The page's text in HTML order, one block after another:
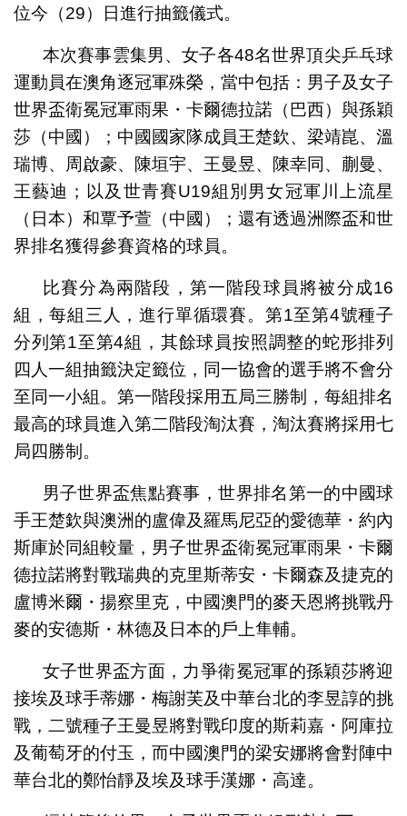
位今（29）日進行抽籤儀式。
本次賽事雲集男、女子各48名世界頂尖乒乓球
運動員在澳角逐冠軍殊榮，當中包括：男子及女子
世界盃衛冕冠軍雨果・卡爾德拉諾（巴西）與孫穎
莎（中國）；中國國家隊成員王楚欽、梁靖崑、溫
瑞博、周啟豪、陳垣宇、王曼昱、陳幸同、蒯曼、
王藝迪；以及世青賽U19組別男女冠軍川上流星
（日本）和覃予萱（中國）；還有透過洲際盃和世
界排名獲得參賽資格的球員。
比賽分為兩階段，第一階段球員將被分成16
組，每組三人，進行單循環賽。第1至第4號種子
分列第1至第4組，其餘球員按照調整的蛇形排列
四人一組抽籤決定籤位，同一協會的選手將不會分
至同一小組。第一階段採用五局三勝制，每組排名
最高的球員進入第二階段淘汰賽，淘汰賽將採用七
局四勝制。
男子世界盃焦點賽事，世界排名第一的中國球
手王楚欽與澳洲的盧偉及羅馬尼亞的愛德華・約內
斯庫於同組較量，男子世界盃衛冕冠軍雨果・卡爾
德拉諾將對戰瑞典的克里斯蒂安・卡爾森及捷克的
盧博米爾・揚察里克，中國澳門的麥天恩將挑戰丹
麥的安德斯・林德及日本的戶上隼輔。
女子世界盃方面，力爭衛冕冠軍的孫穎莎將迎
接埃及球手蒂娜・梅謝芙及中華台北的李昱諄的挑
戰，二號種子王曼昱將對戰印度的斯莉嘉・阿庫拉
及葡萄牙的付玉，而中國澳門的梁安娜將會對陣中
華台北的鄭怡靜及埃及球手漢娜・高達。